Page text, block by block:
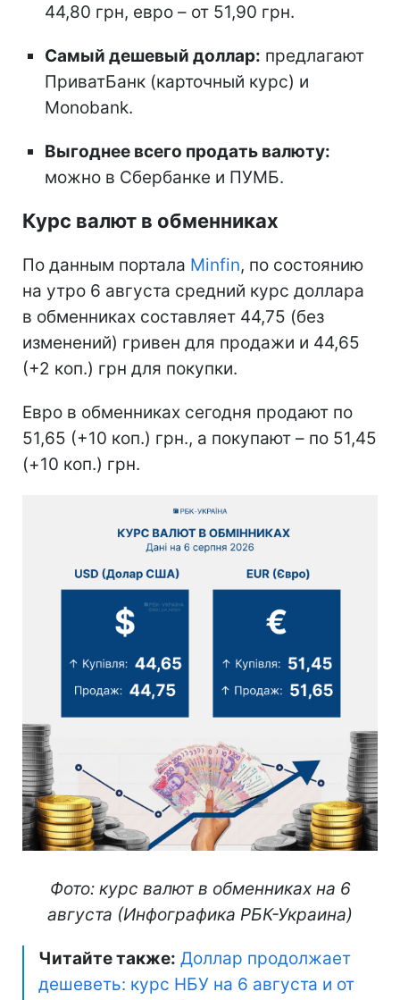
44,80 грн, евро – от 51,90 грн.
Самый дешевый доллар: предлагают
ПриватБанк (карточный курс) и
Monobank.
Выгоднее всего продать валюту:
можно в Сбербанке и ПУМБ.
Курс валют в обменниках
По данным портала Minfin, по состоянию
на утро 6 августа средний курс доллара
в обменниках составляет 44,75 (без
изменений) гривен для продажи и 44,65
(+2 коп.) грн для покупки.
Евро в обменниках сегодня продают по
51,65 (+10 коп.) грн., а покупают – по 51,45
(+10 коп.) грн.
Фото: курс валют в обменниках на 6
августа (Инфографика РБК-Украина)
Читайте также: Доллар продолжает
дешеветь: курс НБУ на 6 августа и от